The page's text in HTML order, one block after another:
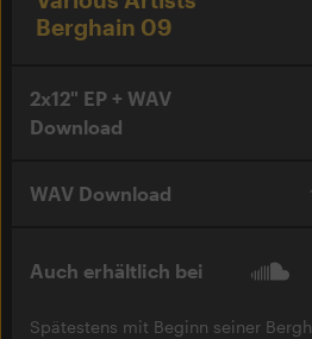
Berghain 09
2x12" EP + WAV
Download
WAV Download
Auch erhältlich bei
Spätestens mit Beginn seiner